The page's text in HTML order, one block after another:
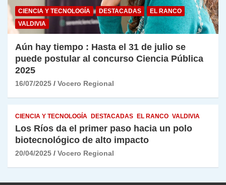
CIENCIA Y TECNOLOGÍA DESTACADAS
EL RANCO
VALDIVIA
Aún hay tiempo : Hasta el 31 de julio se
puede postular al concurso Ciencia Pública
2025
16/07/2025 Vocero Regional
CIENCIA Y TECNOLOGÍA DESTACADAS EL RANCO VALDIVIA
Los Ríos da el primer paso hacia un polo
biotecnológico de alto impacto
20/04/2025 Vocero Regional